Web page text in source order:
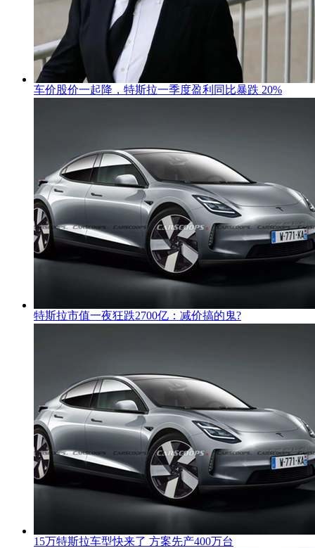
车价股价一起降，特斯拉一季度盈利同比暴跌 20%
特斯拉市值一夜狂跌2700亿：减价搞的鬼?
15万特斯拉车型快来了 方案先产400万台